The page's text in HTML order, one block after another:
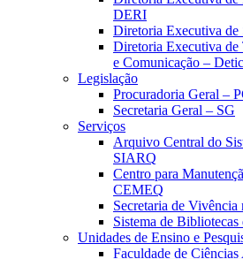
DERI
Diretoria Executiva de
Diretoria Executiva de
e Comunicação – Detic
Legislação
Procuradoria Geral –
Secretaria Geral – SG
Serviços
Arquivo Central do
SIARQ
Centro para
CEMEQ
Secretaria de
Sistema de
Unidades de Ensino e
Faculdade de